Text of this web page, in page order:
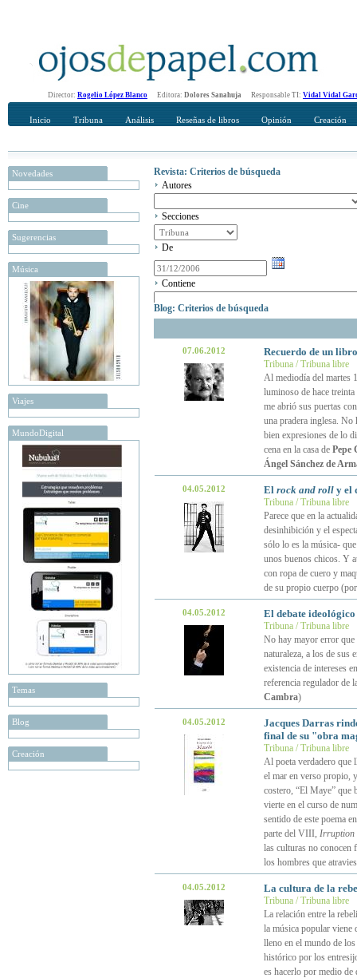
Director: Rogelio López Blanco Editora: Dolores Sanahuja Responsable TI: Vidal Vidal
Inicio Tribuna Análisis Reseñas de libros Opinión Creación
Novedades
Cine
Sugerencias
Música
Viajes
MundoDigital
Temas
Blog
Creación
Revista: Criterios de búsqueda
Autores
Secciones
De
Contiene
Blog: Criterios de búsqueda
07.06.2012 Recuerdo de un libro
Tribuna / Tribuna libre
Al mediodía del martes
luminoso de hace
me abrió sus puertas
una pradera inglesa. No
bien expresiones de lo
cena en la casa de Pepe
Ángel Sánchez de
04.05.2012 El rock and rolly el
Tribuna / Tribuna libre
Parece que en la
desinhibición y el
sólo lo es la música-
unos buenos chicos. Y
con ropa de cuero y
de su propio cuerpo
04.05.2012 El debate
Tribuna / Tribuna libre
No hay mayor error que
naturaleza, a los de sus
existencia de intereses
referencia regulador de
Cambra)
04.05.2012
Jacques Darras
final de su "obra
Tribuna / Tribuna libre
Al poeta verdadero que
el mar en verso propio,
costero, “El Maye” que
vierte en el curso de
sentido de este poema
parte del VIII, Irruption
las culturas no conocen
los hombres que
04.05.2012 La cultura de la
Tribuna / Tribuna libre
La relación entre la
la música popular viene
lleno en el mundo de
histórico por los
es hacerlo por medio de